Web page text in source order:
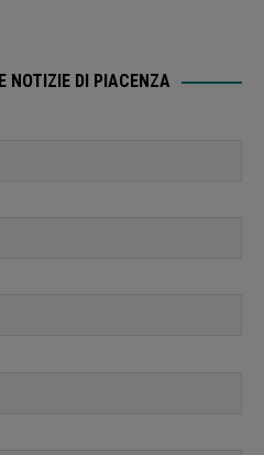
NOTIZIE DI PIACENZA